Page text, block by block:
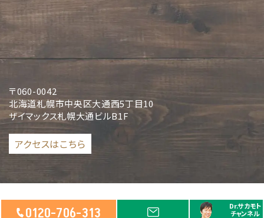
0120-706-313
Dr.サカモト
チャンネル
〒060-0042
北海道札幌市中央区大通西5丁目10
ザイマックス札幌大通ビルB1F
アクセスはこちら
© 2024再生医療・リペアセルクリニック, Ltd.